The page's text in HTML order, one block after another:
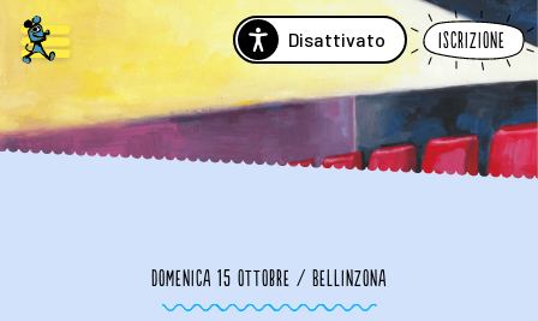
Disattivato Iscrizione
Domenica 15 ottobre / Bellinzona